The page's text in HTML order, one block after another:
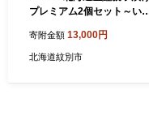
プレミアム2個セット～い
寄附金額 13,000円
北海道紋別市